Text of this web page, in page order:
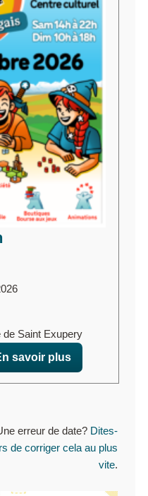
de Saint Exupery
savoir plus
erreur de date? Dites-
de corriger cela au plus
vite.